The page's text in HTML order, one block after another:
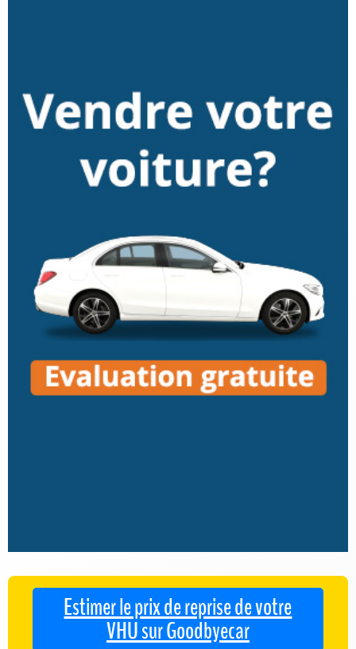
Estimer le prix de reprise de votre
VHU sur Goodbyecar